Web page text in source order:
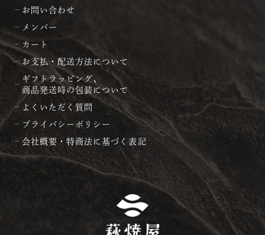
お問い合わせ
メンバー
カート
お支払・配送方法について
ギフトラッピング、
商品発送時の包装について
よくいただく質問
プライバシーポリシー
会社概要・特商法に基づく表記